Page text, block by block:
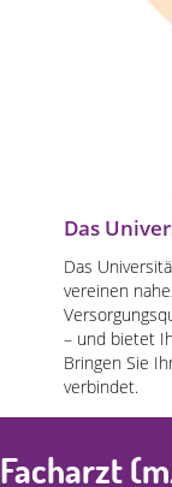
Das
Das
vereinen
– und bietet
Bringen Sie
verbindet.
Facharzt